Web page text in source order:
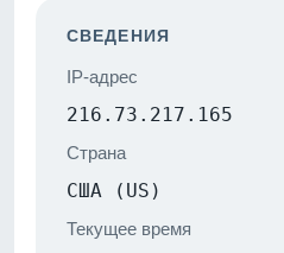
СВЕДЕНИЯ
IP-адрес
216.73.217.165
Страна
США (US)
Текущее время